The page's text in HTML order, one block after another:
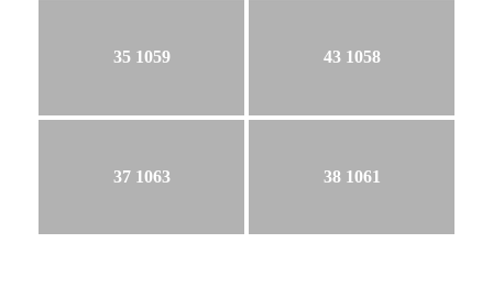
35 1059 43 1058
37 1063 38 1061